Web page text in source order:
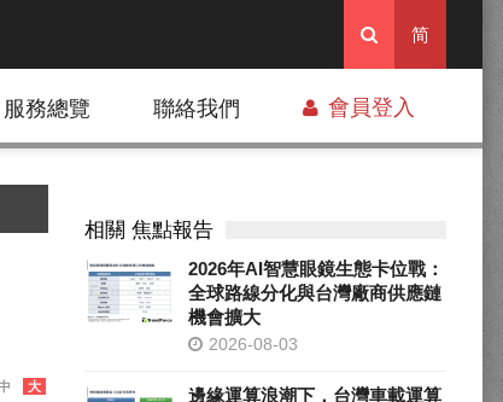
简
服務總覽 聯絡我們 會員登入
大
相關 焦點報告
2026年AI智慧眼鏡生態卡位戰：
全球路線分化與台灣廠商供應鏈
機會擴大
2026-08-03
邊緣運算浪潮下，台灣車載運算